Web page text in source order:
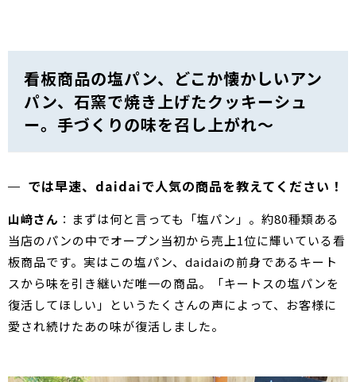
看板商品の塩パン、どこか懐かしいアン
パン、石窯で焼き上げたクッキーシュ
ー。手づくりの味を召し上がれ～
では早速、daidaiで人気の商品を教えてください！
山﨑さん ：まずは何と言っても「塩パン」。約80種類ある
当店のパンの中でオープン当初から売上1位に輝いている看
板商品です。実はこの塩パン、daidaiの前身であるキート
スから味を引き継いだ唯一の商品。「キートスの塩パンを
復活してほしい」というたくさんの声によって、お客様に
愛され続けたあの味が復活しました。